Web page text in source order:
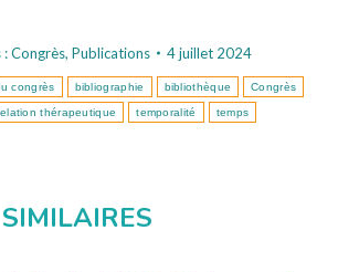
:Congrès, Publications
4 juillet 2024
congrès bibliographie bibliothèque Congrès
thérapeutique temporalité temps